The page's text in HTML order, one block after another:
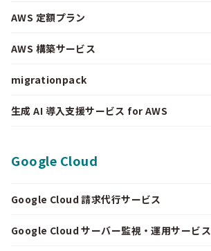
AWS 定額プラン
AWS 構築サービス
migrationpack
生成 AI 導入支援サービス for AWS
Google Cloud
Google Cloud 請求代行サービス
Google Cloud サーバー監視・運用サービス